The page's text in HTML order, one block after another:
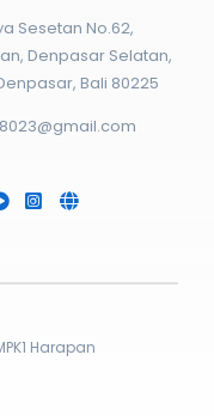
Sesetan No.62,
Denpasar Selatan,
Bali 80225
Harapan